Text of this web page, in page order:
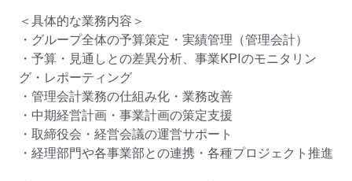
＜具体的な業務内容＞
・グループ全体の予算策定・実績管理（管理会計）
・予算・見通しとの差異分析、事業KPIのモニタリン
グ・レポーティング
・管理会計業務の仕組み化・業務改善
・中期経営計画・事業計画の策定支援
・取締役会・経営会議の運営サポート
・経理部門や各事業部との連携・各種プロジェクト推進